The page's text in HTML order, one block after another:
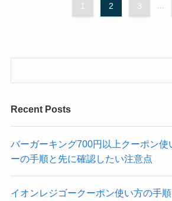
1 2 3
Recent Posts
バーガーキング700円以上クーポン
ーの手順と先に確認したい注意点
イオンレジゴークーポン使い方の手